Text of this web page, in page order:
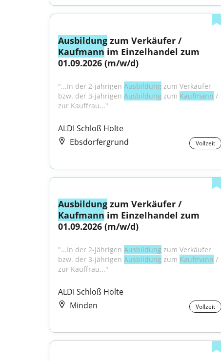
Ausbildung
zum Verkäufer /
Kaufmann im Einzelhandel zum
01.09.2026 (m/w/d)
"...In der 2-jährigen Ausbildung zum Verkäufer
bzw. der 3-jährigen Ausbildung zum Kaufmann /
zur Kauffrau..."
ALDI Schloß Holte
Ebsdorfergrund
Vollzeit
Ausbildung
zum Verkäufer /
Kaufmann im Einzelhandel zum
01.09.2026 (m/w/d)
"...In der 2-jährigen Ausbildung zum Verkäufer
bzw. der 3-jährigen Ausbildung zum Kaufmann /
zur Kauffrau..."
ALDI Schloß Holte
Minden
Vollzeit